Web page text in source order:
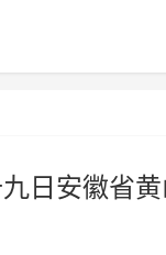
日安徽省